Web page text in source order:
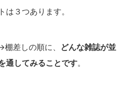
３つあります。
差しの順に、 どんな雑誌が並
通してみることです。